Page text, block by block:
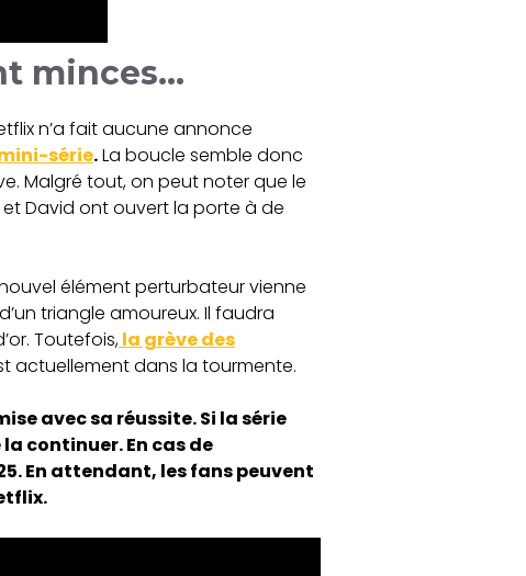
minces…
n’a fait aucune annonce
série.La boucle semble donc
Malgré tout, on peut noter que le
David ont ouvert la porte à de
élément perturbateur vienne
triangle amoureux. Il faudra
Toutefois,la grève des
actuellement dans la tourmente.
avec sa réussite. Si la série
continuer. En cas de
En attendant, les fans peuvent